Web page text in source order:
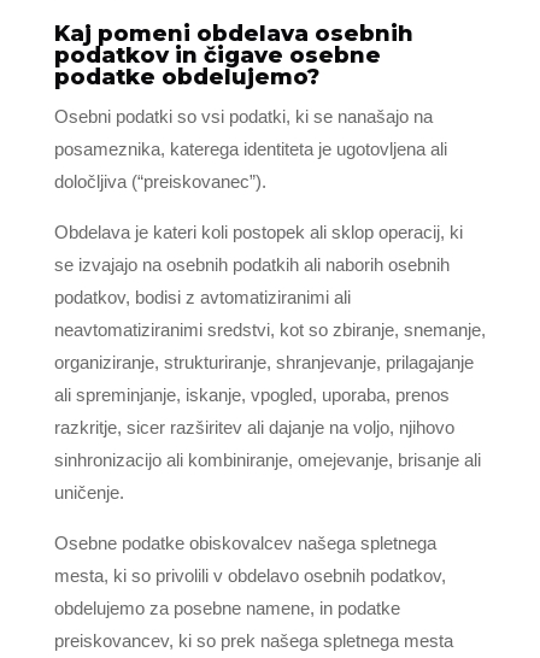
Kaj pomeni obdelava osebnih
podatkov in čigave osebne
podatke obdelujemo?
Osebni podatki so vsi podatki, ki se nanašajo na
posameznika, katerega identiteta je ugotovljena ali
določljiva (“preiskovanec”).
Obdelava je kateri koli postopek ali sklop operacij, ki
se izvajajo na osebnih podatkih ali naborih osebnih
podatkov, bodisi z avtomatiziranimi ali
neavtomatiziranimi sredstvi, kot so zbiranje, snemanje,
organiziranje, strukturiranje, shranjevanje, prilagajanje
ali spreminjanje, iskanje, vpogled, uporaba, prenos
razkritje, sicer razširitev ali dajanje na voljo, njihovo
sinhronizacijo ali kombiniranje, omejevanje, brisanje ali
uničenje.
Osebne podatke obiskovalcev našega spletnega
mesta, ki so privolili v obdelavo osebnih podatkov,
obdelujemo za posebne namene, in podatke
preiskovancev, ki so prek našega spletnega mesta